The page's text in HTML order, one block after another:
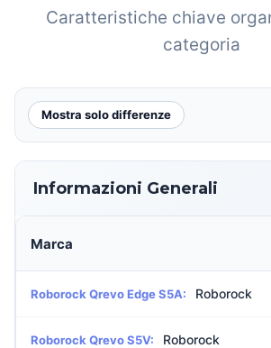
Caratteristiche chiave
categoria
Mostra solo differenze
Informazioni Generali
Marca
Roborock Qrevo Edge S5A: Roborock
Roborock Qrevo S5V: Roborock